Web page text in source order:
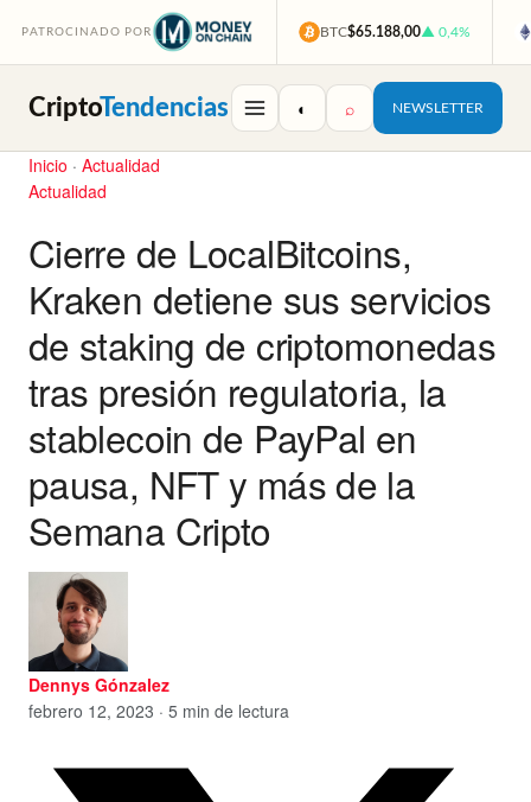
PATROCINADO POR BTC$65.188,00▲ 0,4%
CriptoTendencias ◐ ⌕ NEWSLETTER
Inicio · Actualidad
Actualidad
Cierre de LocalBitcoins,
Kraken detiene sus servicios
de staking de criptomonedas
tras presión regulatoria, la
stablecoin de PayPal en
pausa, NFT y más de la
Semana Cripto
Dennys Gónzalez
febrero 12, 2023 · 5 min de lectura